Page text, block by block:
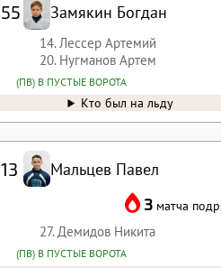
13 Мальцев Павел
3 матча
27. Демидов Никита
(ПВ) В ПУСТЫЕ ВОРОТА
55 Замякин Богдан
14. Лессер Артемий
20. Нугманов Артем
(ПВ) В ПУСТЫЕ ВОРОТА
Кто был на льду